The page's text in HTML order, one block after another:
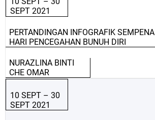
SEPT 2021
PERTANDINGAN INFOGRAFIK SEMPENA
HARI PENCEGAHAN BUNUH DIRI
NURAZLINA BINTI
CHE OMAR
10 SEPT – 30
SEPT 2021